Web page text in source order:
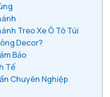
Treo Xe Ô Tô Túi
Decor?
Bảo
Tế
Chuyên Nghiệp